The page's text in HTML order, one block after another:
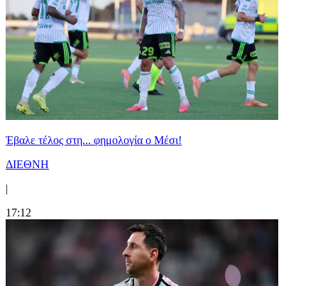
Έβαλε τέλος στη... φημολογία o Μέσι!
ΔΙΕΘΝΗ
|
17:12